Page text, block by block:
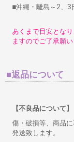
■沖縄・離島～2、3
あくまで目安とな
ますのでご了承願い
■返品について
【不良品について】
傷・破損等、商品
発送致し